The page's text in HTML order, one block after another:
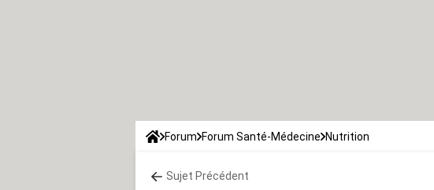
Forum Forum Santé-Médecine Nutrition
Sujet Précédent